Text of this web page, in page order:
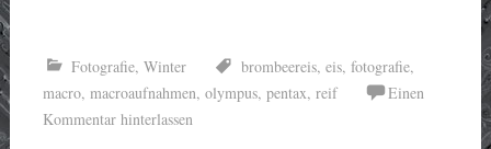
Fotografie, Winter brombeereis, eis, fotografie,
macro, macroaufnahmen, olympus, pentax, reif
Einen
Kommentar hinterlassen